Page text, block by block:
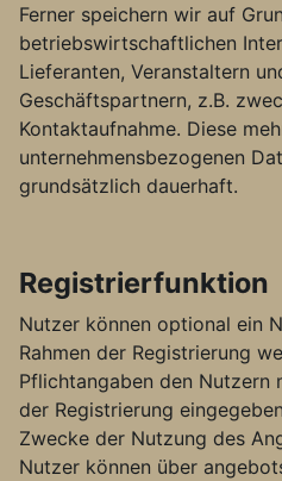
Ferner speichern wir auf
betriebswirtschaftlichen
Lieferanten, Veranstaltern
Geschäftspartnern, z.B.
Kontaktaufnahme. Diese
unternehmensbezogenen
grundsätzlich dauerhaft.
Registrierfunktion
Nutzer können optional ein
Rahmen der Registrierung
Pflichtangaben den Nutzern
der Registrierung
Zwecke der Nutzung des
Nutzer können über